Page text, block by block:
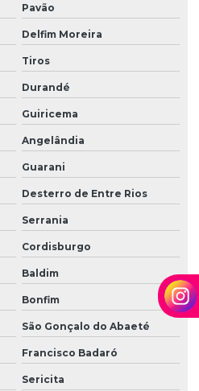
Pavão
Delfim Moreira
Tiros
Durandé
Guiricema
Angelândia
Guarani
Desterro de Entre Rios
Serrania
Cordisburgo
Baldim
Bonfim
São Gonçalo do Abaeté
Francisco Badaró
Sericita